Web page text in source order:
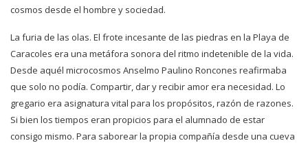
cosmos desde el hombre y sociedad.
La furia de las olas. El frote incesante de las piedras en la Playa de
Caracoles era una metáfora sonora del ritmo indetenible de la vida.
Desde aquél microcosmos Anselmo Paulino Roncones reafirmaba
que solo no podía. Compartir, dar y recibir amor era necesidad. Lo
gregario era asignatura vital para los propósitos, razón de razones.
Si bien los tiempos eran propicios para el alumnado de estar
consigo mismo. Para saborear la propia compañía desde una cueva